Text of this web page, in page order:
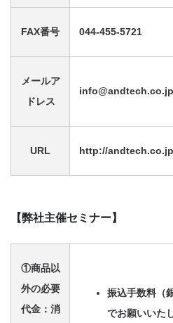
FAX番号 044-455-5721
メールア
ドレス
info@andtech.co.jp
URL http://
【弊社主催セミナー】
①商品以
外の必要
代金：消
振込手数料（
でお願いいた